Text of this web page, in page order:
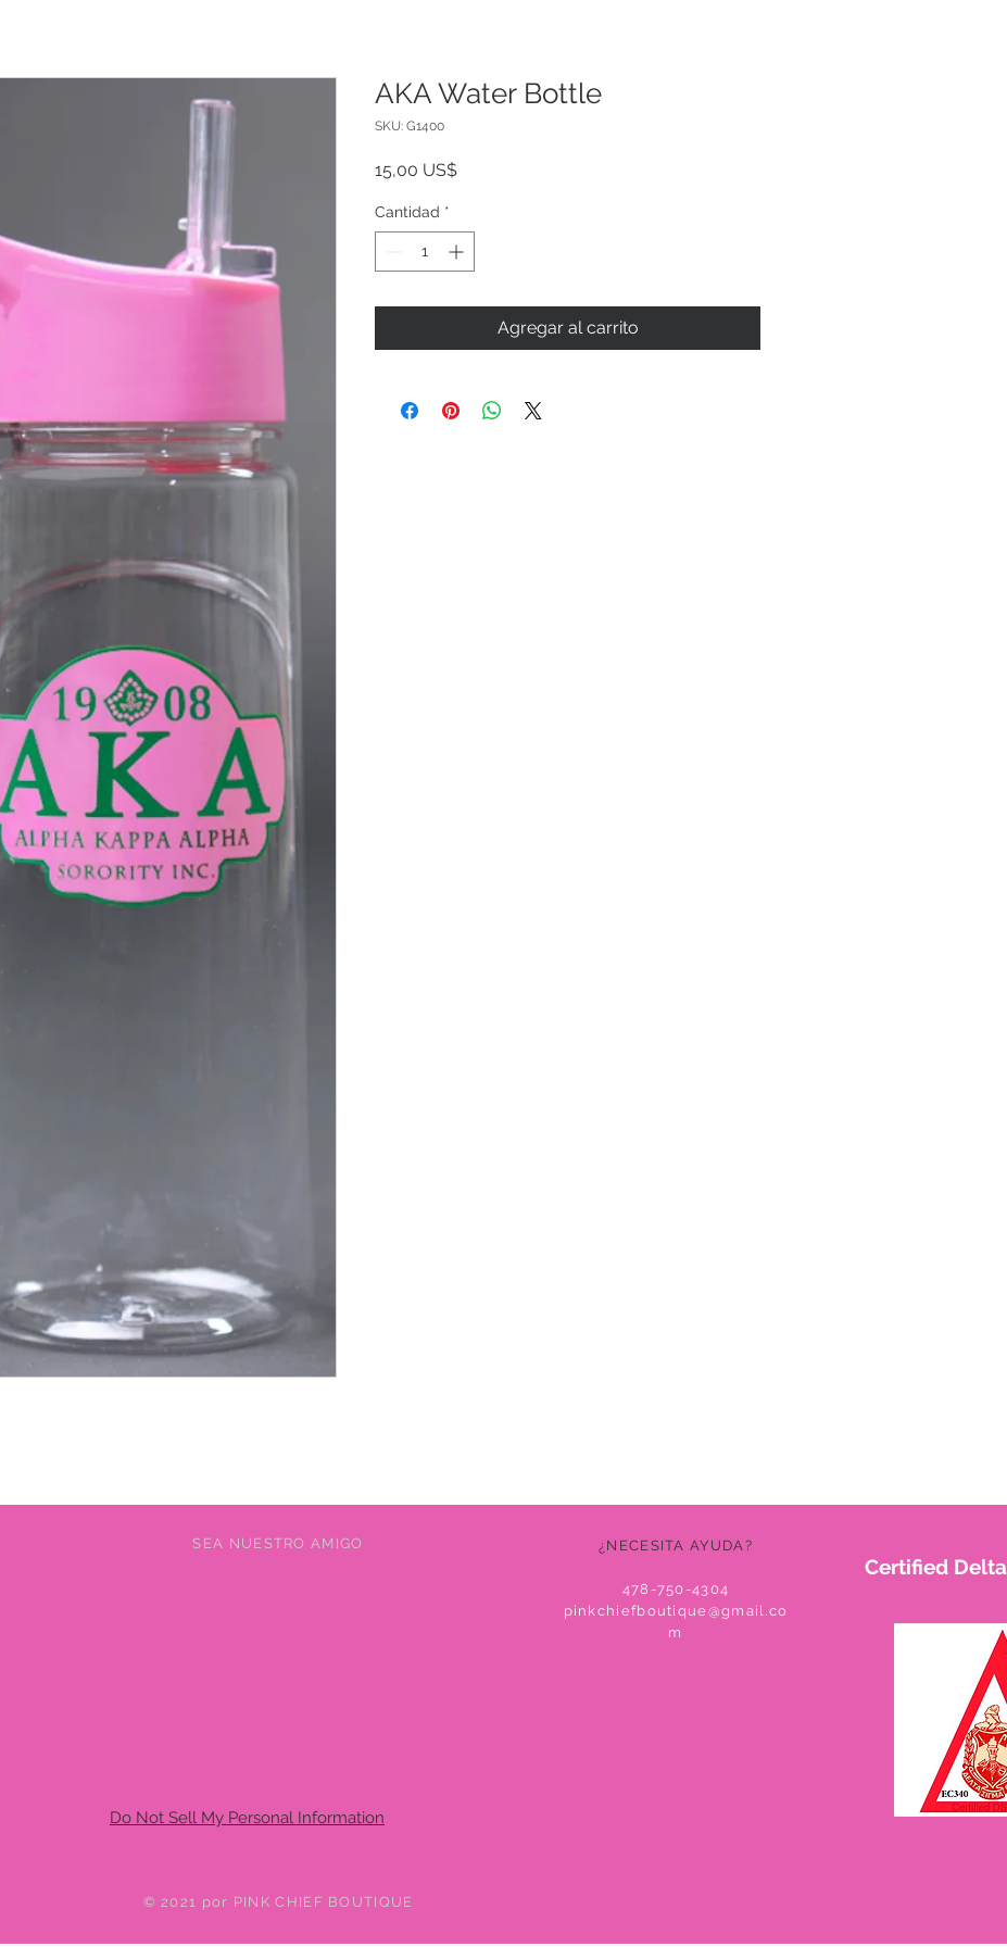
AKA Water Bottle
SKU: G1400
15,00 US$Precio
Cantidad *
Agregar al carrito
SEA NUESTRO AMIGO ¿NECESITA AYUDA?
478-750-4304
pinkchiefboutique@gmail.co
m
Do Not Sell My Personal Information
Certified
© 2021 por PINK CHIEF BOUTIQUE